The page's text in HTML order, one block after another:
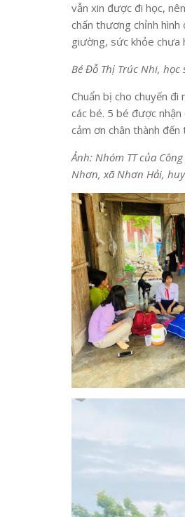
vẫn xin được đi học,
chấn thương chỉnh
giường, sức khỏe chưa
Bé Đỗ Thị Trúc Nhi,
Chuẩn bị cho chuyến
các bé. 5 bé được
cảm ơn chân thành
Ảnh: Nhóm TT của
Nhơn, xã Nhơn Hải,